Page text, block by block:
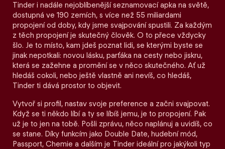
Tinder i nadále nejoblíbenější seznamovací apka na světě,
dostupná ve 190 zemích, s více než 55 miliardami
propojení od doby, kdy jsme svajpování spustili. Za každým
z těch propojení je skutečný člověk. O to přece vždycky
šlo. Je to místo, kam jdeš poznat lidi, se kterými byste se
jinak nepotkali: novou lásku, parťáka na cesty nebo jiskru,
která se zažehne a promění se v něco skutečného. Ať už
hledáš cokoli, nebo ještě vlastně ani nevíš, co hledáš,
Tinder ti dává prostor to objevit.
Vytvoř si profil, nastav svoje preference a začni svajpovat.
Když se ti někdo líbí a ty se líbíš jemu, je to propojení. Pak
už je to jen na tobě. Pošli zprávu, něco naplánuj a uvidíš, co
se stane. Díky funkcím jako Double Date, hudební mód,
Passport, Chemie a dalším je Tinder ideální pro jakýkoli typ